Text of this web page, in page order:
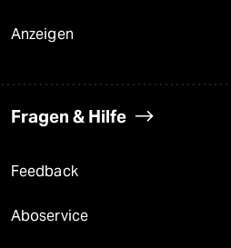
Anzeigen
Fragen & Hilfe
Feedback
Aboservice